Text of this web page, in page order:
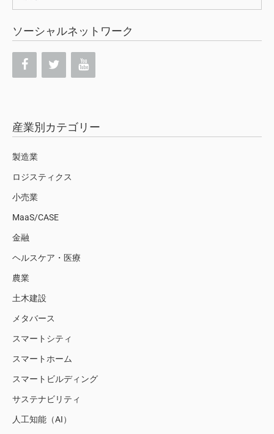
索:
ソーシャルネットワーク
産業別カテゴリー
製造業
ロジスティクス
小売業
MaaS/CASE
金融
ヘルスケア・医療
農業
土木建設
メタバース
スマートシティ
スマートホーム
スマートビルディング
サステナビリティ
人工知能（AI）